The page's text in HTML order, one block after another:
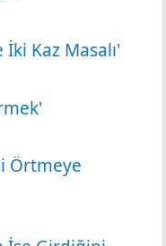
Kaz Masalı'
Örtmeye